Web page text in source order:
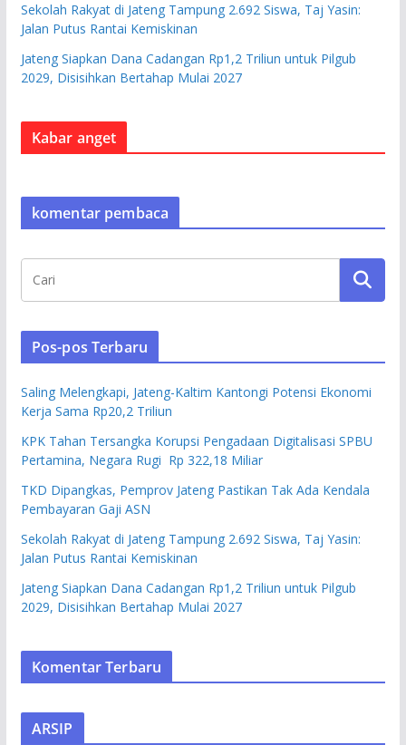
Sekolah Rakyat di Jateng Tampung 2.692 Siswa, Taj Yasin:
Jalan Putus Rantai Kemiskinan
Jateng Siapkan Dana Cadangan Rp1,2 Triliun untuk Pilgub
2029, Disisihkan Bertahap Mulai 2027
Kabar anget
komentar pembaca
Pos-pos Terbaru
Saling Melengkapi, Jateng-Kaltim Kantongi Potensi Ekonomi
Kerja Sama Rp20,2 Triliun
KPK Tahan Tersangka Korupsi Pengadaan Digitalisasi SPBU
Pertamina, Negara Rugi Rp 322,18 Miliar
TKD Dipangkas, Pemprov Jateng Pastikan Tak Ada Kendala
Pembayaran Gaji ASN
Sekolah Rakyat di Jateng Tampung 2.692 Siswa, Taj Yasin:
Jalan Putus Rantai Kemiskinan
Jateng Siapkan Dana Cadangan Rp1,2 Triliun untuk Pilgub
2029, Disisihkan Bertahap Mulai 2027
Komentar Terbaru
ARSIP